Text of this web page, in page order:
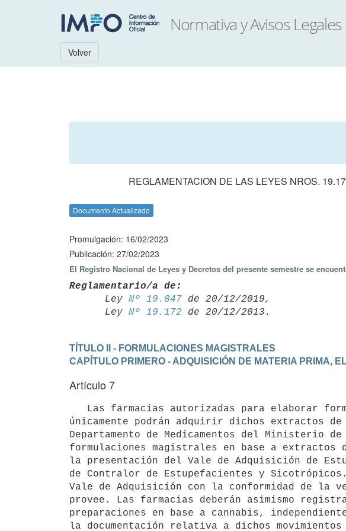
Volver
REGLAMENTACION DE LAS LEYES NROS.
Documento Actualizado
Promulgación: 16/02/2023
Publicación: 27/02/2023
El Registro Nacional de Leyes y Decretos del presente semestre se
Reglamentario/a de:
Ley Nº 19.847 de 20/12/2019,
      Ley
Nº 19.172
TÍTULO II - FORMULACIONES MAGISTRALES
CAPÍTULO PRIMERO - ADQUISICIÓN DE MATERIA PRIMA,
Artículo 7
únicamente podrán adquirir dichos extractos
Departamento de Medicamentos del Ministerio
formulaciones magistrales en base a extractos
la presentación del Vale de Adquisición de
de Contralor de Estupefacientes y
Vale de Adquisición con la conformidad de la
provee. Las farmacias deberán asimismo
preparaciones en base a cannabis,
la documentación relativa a dichos